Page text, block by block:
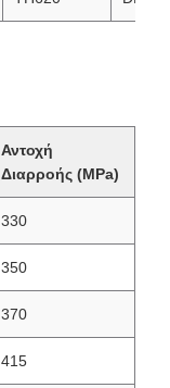
Αντοχή
Διαρροής (MPa)
330
350
370
415